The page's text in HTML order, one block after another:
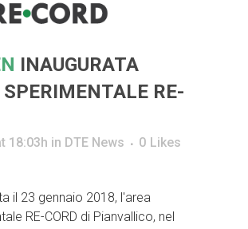
INAUGURATA
RE-
18:03h in DTE News 0 Likes
il 23 gennaio 2018, l'area
RE-CORD di Pianvallico, nel